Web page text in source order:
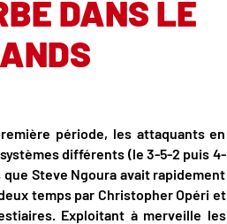
DANS LE
période, les attaquants en
différents (le 3-5-2 puis 4-
que Steve Ngoura avait rapidement
temps par Christopher Opéri et
Exploitant à merveille les